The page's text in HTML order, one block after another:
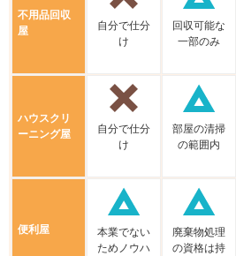
不⽤品回収
屋
⾃分で仕分
け
回収可能な
⼀部のみ
ハウスクリ
ーニング屋
⾃分で仕分
け
部屋の清掃
の範囲内
便利屋
本業でない
ためノウハ
廃棄物処理
の資格は持